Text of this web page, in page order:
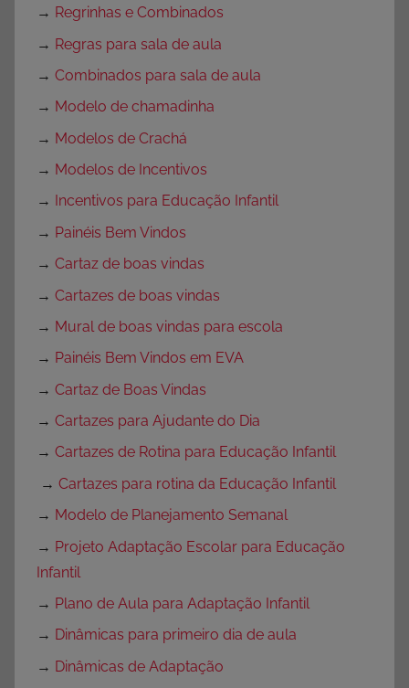
→ Regrinhas e Combinados
→ Regras para sala de aula
→ Combinados para sala de aula
→ Modelo de chamadinha
→ Modelos de Crachá
→ Modelos de Incentivos
→
Incentivos para Educação Infantil
→ Painéis Bem Vindos
→ Cartaz de boas vindas
→ Cartazes de boas vindas
→ Mural de boas vindas para escola
→ Painéis Bem Vindos em EVA
→ Cartaz de Boas Vindas
→ Cartazes para Ajudante do Dia
→ Cartazes de Rotina para Educação Infantil
→ Cartazes para rotina da Educação Infantil
→ Modelo de Planejamento Semanal
→ Projeto Adaptação Escolar para Educação
Infantil
→ Plano de Aula para Adaptação Infantil
→ Dinâmicas para primeiro dia de aula
→ Dinâmicas de Adaptação